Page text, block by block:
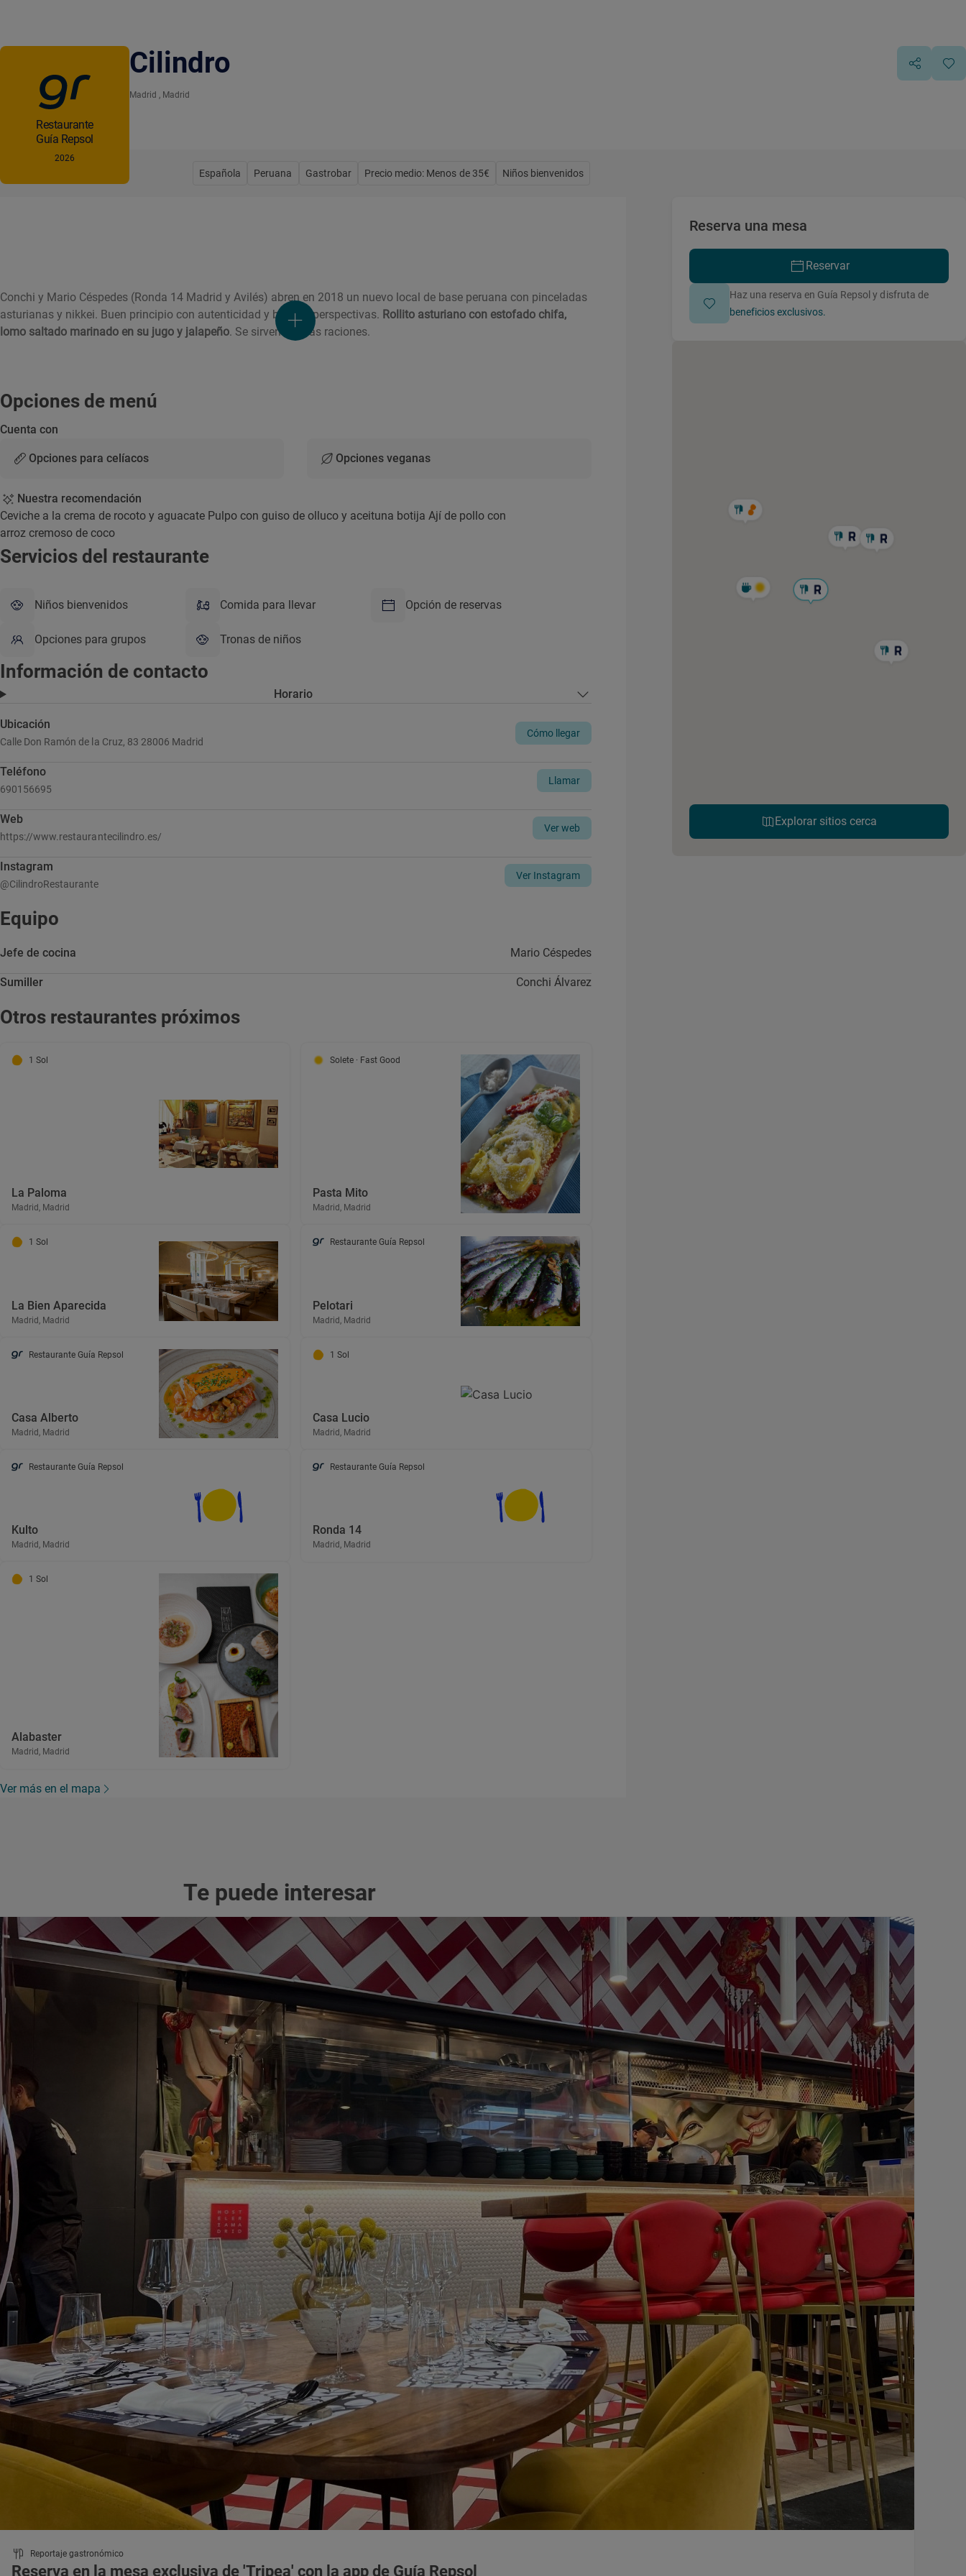
Cilindro
Madrid , Madrid
Restaurante
Guía Repsol
2026
Española Peruana Gastrobar Precio medio: Menos de 35€ Niños bienvenidos
Conchi y Mario Céspedes (Ronda 14 Madrid y Avilés) abren en 2018 un nuevo local de base peruana con pinceladas
asturianas y nikkei. Buen principio con autenticidad y buenas perspectivas. Rollito asturiano con estofado chifa,
lomo saltado marinado en su jugo y jalapeño. Se sirven medias raciones.
Opciones de menú
Cuenta con
Opciones para celíacos Opciones veganas
Nuestra recomendación
Ceviche a la crema de rocoto y aguacate Pulpo con guiso de olluco y aceituna botija Ají de pollo con
arroz cremoso de coco
Servicios del restaurante
Niños bienvenidos Comida para llevar Opción de reservas
Opciones para grupos Tronas de niños
Información de contacto
Horario
Ubicación
Calle Don Ramón de la Cruz, 83 28006 Madrid
Cómo llegar
Teléfono
690156695
Llamar
Web
https://www.restaurantecilindro.es/
Ver web
Instagram
@CilindroRestaurante
Ver Instagram
Equipo
Jefe de cocina Mario Céspedes
Sumiller Conchi Álvarez
Otros restaurantes próximos
1 Sol
La Paloma
Madrid, Madrid
Solete · Fast Good
Pasta Mito
Madrid, Madrid
1 Sol
La Bien Aparecida
Madrid, Madrid
Restaurante Guía Repsol
Pelotari
Madrid, Madrid
Restaurante Guía Repsol
Casa Alberto
Madrid, Madrid
1 Sol
Casa Lucio
Madrid, Madrid
Restaurante Guía Repsol
Kulto
Madrid, Madrid
Restaurante Guía Repsol
Ronda 14
Madrid, Madrid
1 Sol
Alabaster
Madrid, Madrid
Ver más en el mapa
Reserva una mesa
Reservar
Haz una reserva en Guía Repsol y disfruta de
beneficios exclusivos.
Explorar sitios cerca
Te puede interesar
Reportaje gastronómico
Reserva en la mesa exclusiva de 'Tripea' con la app de Guía Repsol